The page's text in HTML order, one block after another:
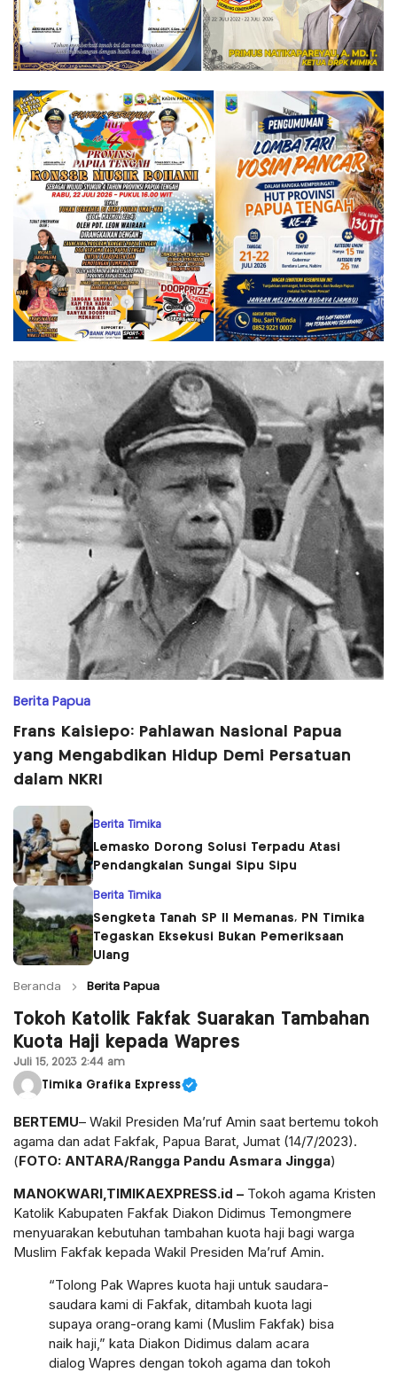
Berita Papua
Frans Kaisiepo: Pahlawan Nasional Papua
yang Mengabdikan Hidup Demi Persatuan
dalam NKRI
Berita Timika
Lemasko Dorong Solusi Terpadu Atasi
Pendangkalan Sungai Sipu Sipu
Berita Timika
Sengketa Tanah SP II Memanas, PN Timika
Tegaskan Eksekusi Bukan Pemeriksaan
Ulang
Beranda Berita Papua
Tokoh Katolik Fakfak Suarakan Tambahan
Kuota Haji kepada Wapres
Juli 15, 2023 2:44 am
Timika Grafika Express
BERTEMU– Wakil Presiden Ma’ruf Amin saat bertemu tokoh
agama dan adat Fakfak, Papua Barat, Jumat (14/7/2023).
(FOTO: ANTARA/Rangga Pandu Asmara Jingga)
MANOKWARI,TIMIKAEXPRESS.id – Tokoh agama Kristen
Katolik Kabupaten Fakfak Diakon Didimus Temongmere
menyuarakan kebutuhan tambahan kuota haji bagi warga
Muslim Fakfak kepada Wakil Presiden Ma’ruf Amin.
“Tolong Pak Wapres kuota haji untuk saudara-
saudara kami di Fakfak, ditambah kuota lagi
supaya orang-orang kami (Muslim Fakfak) bisa
naik haji,” kata Diakon Didimus dalam acara
dialog Wapres dengan tokoh agama dan tokoh